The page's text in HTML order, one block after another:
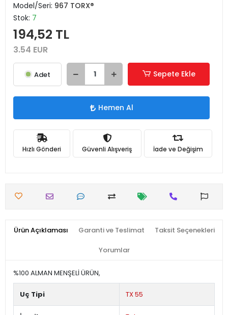
Model/Seri: 967 TORX®
Stok: 7
194,52 TL
3.54 EUR
Adet Sepete Ekle
Hemen Al
Hızlı Gönderi Güvenli Alışveriş İade ve Değişim
Ürün Açıklaması Garanti ve Teslimat Taksit Seçenekleri
Yorumlar
%100 ALMAN MENŞELİ ÜRÜN,
Uç Tipi TX 55